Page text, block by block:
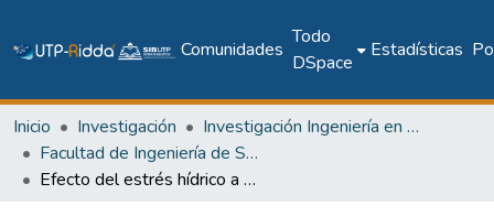
Comunidades
Todo
DSpace
Estadísticas
Inicio Investigación
Investigación Ingeniería en computación e informática
Facultad de Ingeniería de Sistemas Computacionales
Efecto del estrés hídrico a distintas temperaturas sobre la germinación de semillas de Bulnesia retama (Gill. ex. Hook.) Griseb. -Zigofiláceas - en San Luis, Argentina